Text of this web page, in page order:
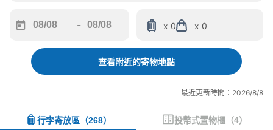
forward
interact
and
-
backward
interact
and
x 0 x 0
查看附近的寄物地點
最近更新時間：2026/8/8
行李寄放區 （268） 投幣式置物櫃 （4）